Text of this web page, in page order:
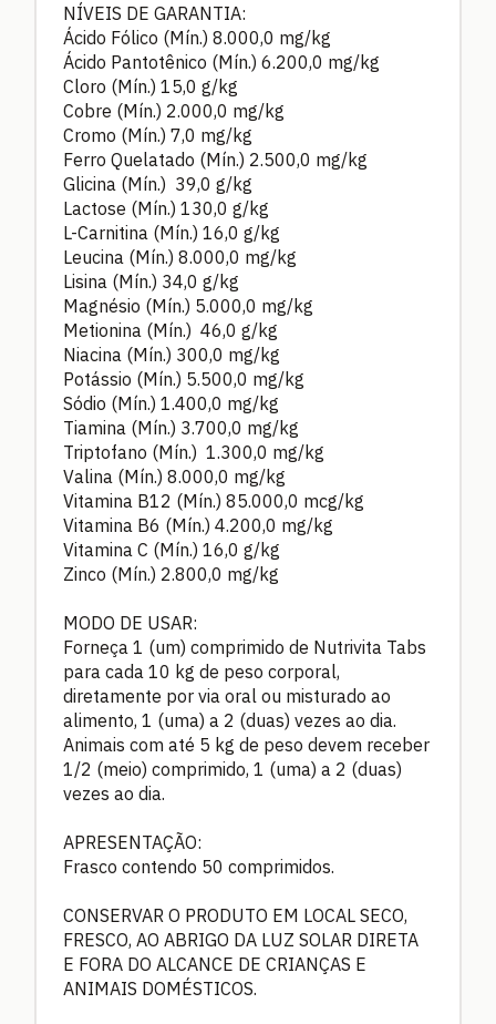
NÍVEIS DE GARANTIA:
Ácido Fólico (Mín.) 8.000,0 mg/kg
Ácido Pantotênico (Mín.) 6.200,0 mg/kg
Cloro (Mín.) 15,0 g/kg
Cobre (Mín.) 2.000,0 mg/kg
Cromo (Mín.) 7,0 mg/kg
Ferro Quelatado (Mín.) 2.500,0 mg/kg
Glicina (Mín.) 39,0 g/kg
Lactose (Mín.) 130,0 g/kg
L-Carnitina (Mín.) 16,0 g/kg
Leucina (Mín.) 8.000,0 mg/kg
Lisina (Mín.) 34,0 g/kg
Magnésio (Mín.) 5.000,0 mg/kg
Metionina (Mín.) 46,0 g/kg
Niacina (Mín.) 300,0 mg/kg
Potássio (Mín.) 5.500,0 mg/kg
Sódio (Mín.) 1.400,0 mg/kg
Tiamina (Mín.) 3.700,0 mg/kg
Triptofano (Mín.) 1.300,0 mg/kg
Valina (Mín.) 8.000,0 mg/kg
Vitamina B12 (Mín.) 85.000,0 mcg/kg
Vitamina B6 (Mín.) 4.200,0 mg/kg
Vitamina C (Mín.) 16,0 g/kg
Zinco (Mín.) 2.800,0 mg/kg
MODO DE USAR:
Forneça 1 (um) comprimido de Nutrivita Tabs
para cada 10 kg de peso corporal,
diretamente por via oral ou misturado ao
alimento, 1 (uma) a 2 (duas) vezes ao dia.
Animais com até 5 kg de peso devem receber
1/2 (meio) comprimido, 1 (uma) a 2 (duas)
vezes ao dia.
APRESENTAÇÃO:
Frasco contendo 50 comprimidos.
CONSERVAR O PRODUTO EM LOCAL SECO,
FRESCO, AO ABRIGO DA LUZ SOLAR DIRETA
E FORA DO ALCANCE DE CRIANÇAS E
ANIMAIS DOMÉSTICOS.